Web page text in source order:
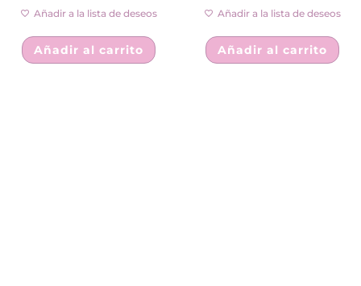
Añadir a la lista de deseos
Añadir al carrito
Añadir a la lista de deseos
Añadir al carrito